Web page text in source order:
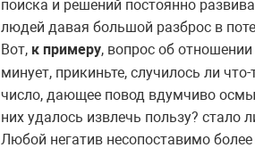
поиска и решений постоянно
людей давая большой разброс в
Вот, к примеру, вопрос об
минует, прикиньте, случилось ли
число, дающее повод вдумчиво
них удалось извлечь пользу? стало
Любой негатив несопоставимо